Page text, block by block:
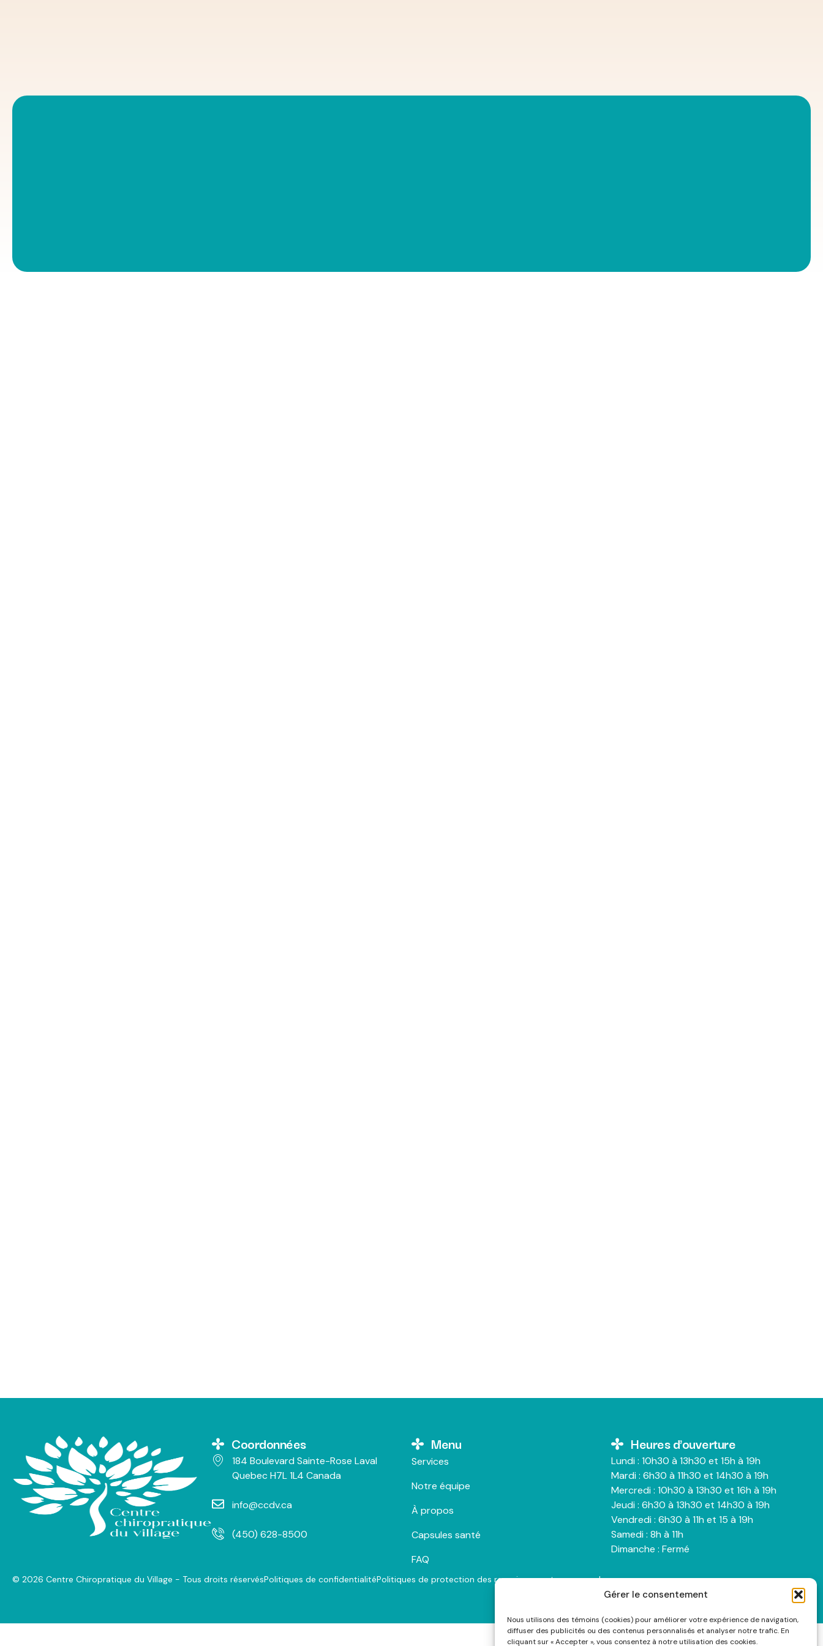
Gérer le consentement
Nous utilisons des témoins (cookies) pour améliorer votre expérience de navigation,
diffuser des publicités ou des contenus personnalisés et analyser notre trafic. En
cliquant sur « Accepter », vous consentez à notre utilisation des cookies.
Coordonnées
184 Boulevard Sainte-Rose Laval
Quebec H7L 1L4 Canada
info@ccdv.ca
(450) 628-8500
Menu
Services
Notre équipe
À propos
Capsules santé
FAQ
Heures d'ouverture
Lundi : 10h30 à 13h30 et 15h à 19h
Mardi : 6h30 à 11h30 et 14h30 à 19h
Mercredi : 10h30 à 13h30 et 16h à 19h
Jeudi : 6h30 à 13h30 et 14h30 à 19h
Vendredi : 6h30 à 11h et 15 à 19h
Samedi : 8h à 11h
Dimanche : Fermé
© 2026 Centre Chiropratique du Village - Tous droits réservésPolitiques de confidentialitéPolitiques de protection des renseignements personnels